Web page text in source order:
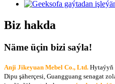
Biz hakda
Näme üçin bizi saýla!
Anji Jikeyuan Mebel Co., Ltd. Hytaýyň
Dipu şäherçesi, Guangguang senagat